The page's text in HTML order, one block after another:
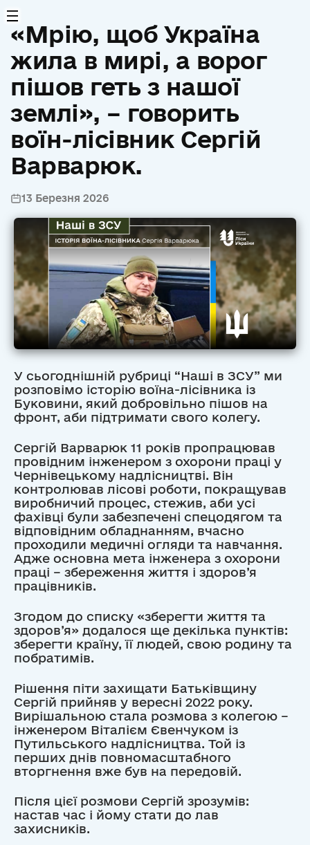
«Мрію, щоб Україна
жила в мирі, а ворог
пішов геть з нашої
землі», – говорить
воїн-лісівник Сергій
Варварюк.
13 Березня 2026
У сьогоднішній рубриці “Наші в ЗСУ” ми
розповімо історію воїна-лісівника із
Буковини, який добровільно пішов на
фронт, аби підтримати свого колегу.
Сергій Варварюк 11 років пропрацював
провідним інженером з охорони праці у
Чернівецькому надлісництві. Він
контролював лісові роботи, покращував
виробничий процес, стежив, аби усі
фахівці були забезпечені спецодягом та
відповідним обладнанням, вчасно
проходили медичні огляди та навчання.
Адже основна мета інженера з охорони
праці – збереження життя і здоров’я
працівників.
Згодом до списку «зберегти життя та
здоров’я» додалося ще декілька пунктів:
зберегти країну, її людей, свою родину та
побратимів.
Рішення піти захищати Батьківщину
Сергій прийняв у вересні 2022 року.
Вирішальною стала розмова з колегою –
інженером Віталієм Євенчуком із
Путильського надлісництва. Той із
перших днів повномасштабного
вторгнення вже був на передовій.
Після цієї розмови Сергій зрозумів:
настав час і йому стати до лав
захисників.